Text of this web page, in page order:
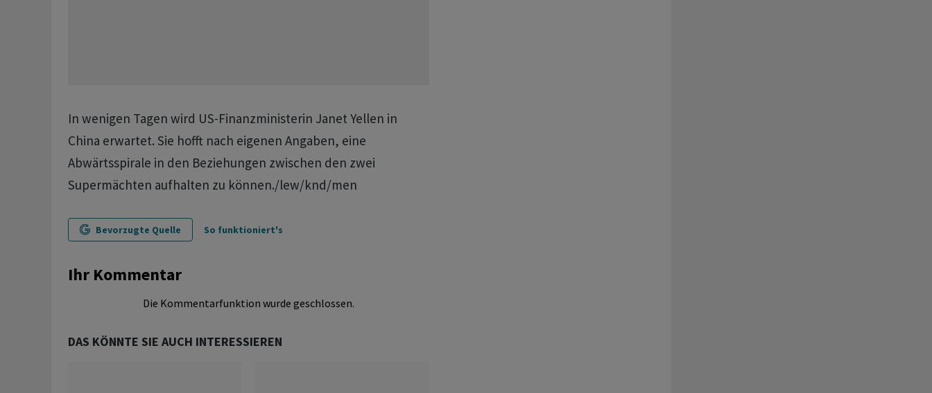
In wenigen Tagen wird US-Finanzministerin Janet Yellen in
China erwartet. Sie hofft nach eigenen Angaben, eine
Abwärtsspirale in den Beziehungen zwischen den zwei
Supermächten aufhalten zu können./lew/knd/men
Bevorzugte Quelle So funktioniert's
Ihr Kommentar
Die Kommentarfunktion wurde geschlossen.
DAS KÖNNTE SIE AUCH INTERESSIEREN